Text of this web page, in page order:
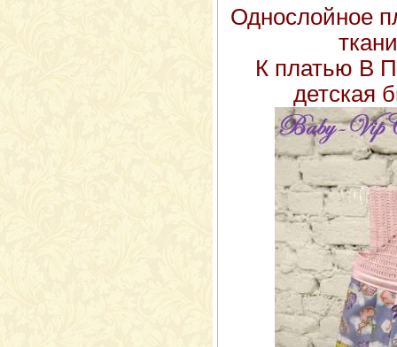
Однослойное
К платью В
детская